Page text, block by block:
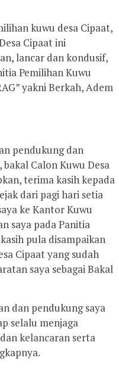
kuwu desa Cipaat,
Cipaat ini
lancar dan kondusif,
Pemilihan Kuwu
yakni Berkah, Adem
pendukung dan
Calon Kuwu Desa
terima kasih kepada
dari pagi hari setia
ke Kantor Kuwu
saya pada Panitia
pula disampaikan
Cipaat yang sudah
saya sebagai Bakal
dan pendukung saya
selalu menjaga
kelancaran serta